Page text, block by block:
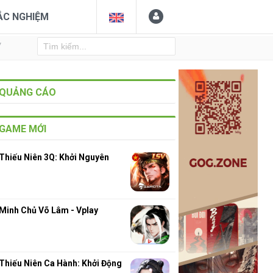
NGHIỆM
CÁO
MỚI
Niên 3Q: Khởi Nguyên
Chủ Võ Lâm - Vplay
Niên Ca Hành: Khởi Động